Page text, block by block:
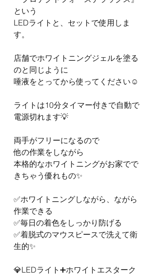
という
LEDライトと、セットで使用しま
す。
店舗でホワイトニングジェルを塗る
のと同じように
唾液をとってから使ってください☺️
ライトは10分タイマー付きで自動で
電源切れます💡
両手がフリーになるので
他の作業をしながら
本格的なホワイトニングがお家でで
きちゃう優れもの✨
✅ホワイトニングしながら、ながら
作業できる
✅毎日の着色をしっかり防げる
✅着脱式のマウスピースで洗えて衛
生的✨
💎LEDライト➕ホワイトエスターク